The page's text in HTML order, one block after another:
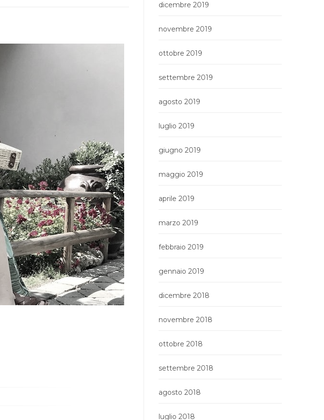
dicembre 2019
novembre 2019
ottobre 2019
settembre 2019
agosto 2019
luglio 2019
giugno 2019
maggio 2019
aprile 2019
marzo 2019
febbraio 2019
gennaio 2019
dicembre 2018
novembre 2018
ottobre 2018
settembre 2018
agosto 2018
luglio 2018